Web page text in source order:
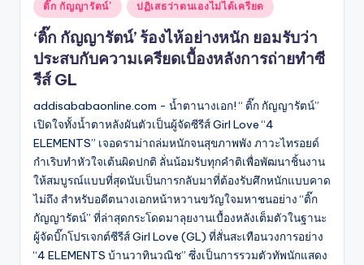
Posted
in
ติ๊ก กัญญารัตน์' ปฏิเสธว่าตนเองไม่ได้เครียด
‘ติ๊ก กัญญารัตน์’ ร้องไห้อย่างหนัก ยอมรับว่า
ประสบกับความเครียดเบื้องหลังการถ่ายทำซี
รีส์ GL
addisababaonline.com - น้ำตานางเอก! “ ติ๊ก กัญญารัตน์”
เปิดใจทั้งน้ำตาหลังผันตัวเป็นผู้จัดซีรีส์ Girl Love “4
ELEMENTS” เจอดราม่าถล่มหนักจนสุขภาพพัง ภาวะไทรอยด์
กำเริบทำหัวใจเต้นผิดปกติ ลั่นน้อมรับทุกคำติเพื่อพัฒนาชิ้นงาน
ให้สมบูรณ์แบบที่สุดนับเป็นการกลับมาที่ต้องรับศึกหนักแบบคาด
ไม่ถึง สำหรับอดีตนางเอกหน้าหวานขวัญใจมหาชนอย่าง “ติ๊ก
กัญญารัตน์” ที่ล่าสุดกระโดดมาลุยงานเบื้องหลังเต็มตัวในฐานะ
ผู้จัดบิ๊กโปรเจกต์ซีรีส์ Girl Love (GL) ที่สั่นสะเทือนวงการอย่าง
“4 ELEMENTS บ้านวาทินวณิช” ซึ่งเป็นการรวมตัวทัพนักแสดง